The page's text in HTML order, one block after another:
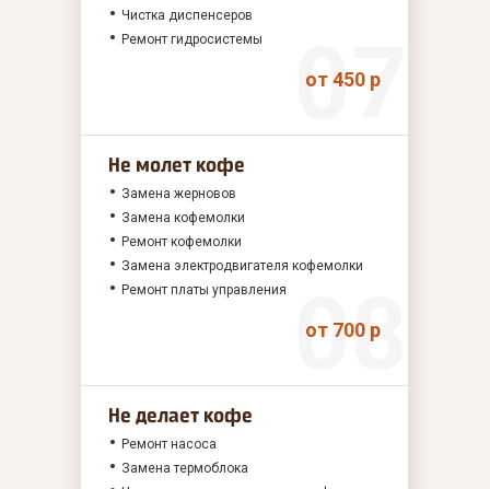
Чистка диспенсеров
Ремонт гидросистемы
от 450 р
Не молет кофе
Замена жерновов
Замена кофемолки
Ремонт кофемолки
Замена электродвигателя кофемолки
Ремонт платы управления
от 700 р
Не делает кофе
Ремонт насоса
Замена термоблока